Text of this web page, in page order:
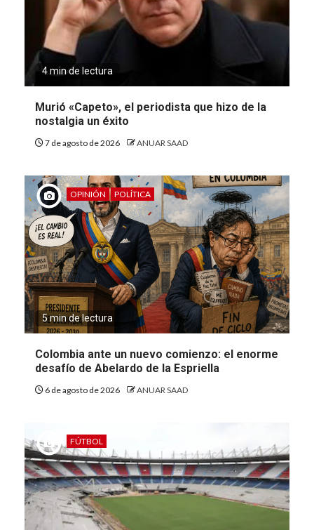
4 min de lectura
Murió «Capeto», el periodista que hizo de la
nostalgia un éxito
7 de agosto de 2026 ANUAR SAAD
OPINIÓN POLÍTICA
5 min de lectura
Colombia ante un nuevo comienzo: el enorme
desafío de Abelardo de la Espriella
6 de agosto de 2026 ANUAR SAAD
FÚTBOL